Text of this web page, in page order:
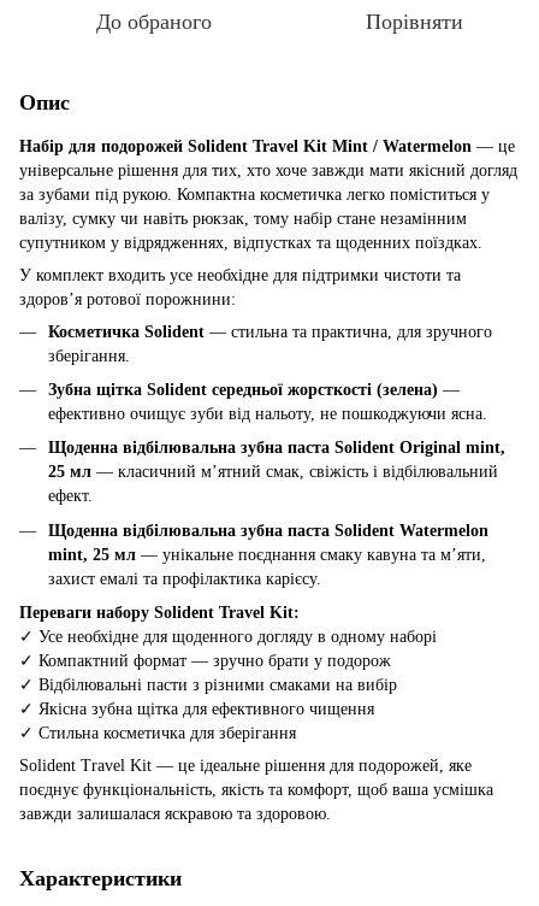
До обраного Порівняти
Опис
Набір для подорожей Solident Travel Kit Mint / Watermelon — це
універсальне рішення для тих, хто хоче завжди мати якісний догляд
за зубами під рукою. Компактна косметичка легко поміститься у
валізу, сумку чи навіть рюкзак, тому набір стане незамінним
супутником у відрядженнях, відпустках та щоденних поїздках.
У комплект входить усе необхідне для підтримки чистоти та
здоров’я ротової порожнини:
Косметичка Solident — стильна та практична, для зручного
зберігання.
Зубна щітка Solident середньої жорсткості (зелена) —
ефективно очищує зуби від нальоту, не пошкоджуючи ясна.
Щоденна відбілювальна зубна паста Solident Original mint,
25 мл — класичний м’ятний смак, свіжість і відбілювальний
ефект.
Щоденна відбілювальна зубна паста Solident Watermelon
mint, 25 мл — унікальне поєднання смаку кавуна та м’яти,
захист емалі та профілактика карієсу.
Переваги набору Solident Travel Kit:
✓ Усе необхідне для щоденного догляду в одному наборі
✓ Компактний формат — зручно брати у подорож
✓ Відбілювальні пасти з різними смаками на вибір
✓ Якісна зубна щітка для ефективного чищення
✓ Стильна косметичка для зберігання
Solident Travel Kit — це ідеальне рішення для подорожей, яке
поєднує функціональність, якість та комфорт, щоб ваша усмішка
завжди залишалася яскравою та здоровою.
Характеристики